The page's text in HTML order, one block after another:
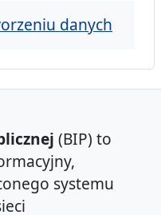
danych
(BIP) to
systemu